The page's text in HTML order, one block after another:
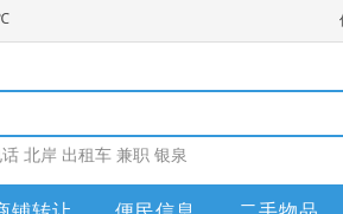
北岸 出租车 兼职 银泉